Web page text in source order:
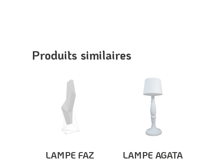
Produits similaires
Ajouter Au
LAMPE FAZ
Ajouter Au
LAMPE AGATA